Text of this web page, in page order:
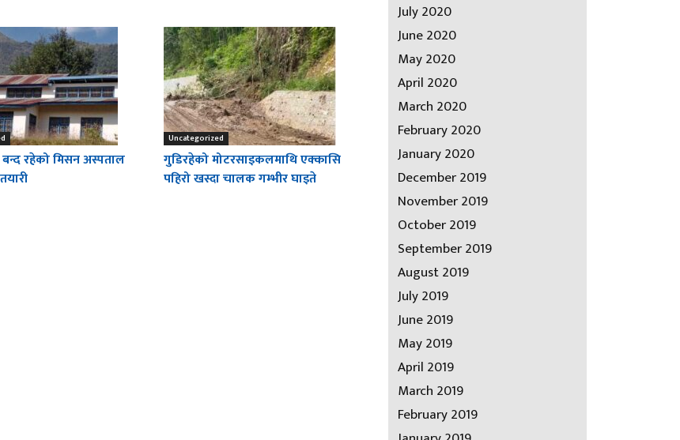
रहेको मिसन अस्पताल
Uncategorized
गुडिरहेको मोटरसाइकलमाथि एक्कासि
पहिरो खस्दा चालक गम्भीर घाइते
July 2020
June 2020
May 2020
April 2020
March 2020
February 2020
January 2020
December 2019
November 2019
October 2019
September 2019
August 2019
July 2019
June 2019
May 2019
April 2019
March 2019
February 2019